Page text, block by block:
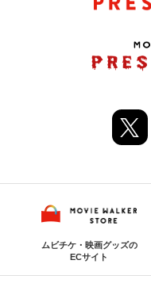
ムビチケ・映画グッズの
ECサイト